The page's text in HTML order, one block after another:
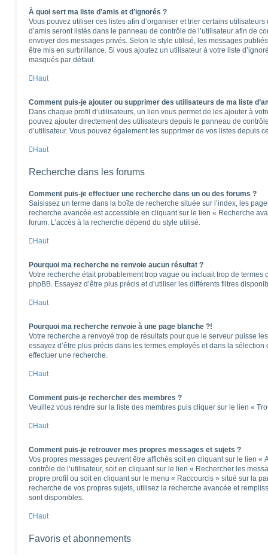
À quoi sert ma liste d’amis et d’ignorés ?
Vous pouvez utiliser ces listes afin d’organiser et trier certains
d’amis seront listés dans le panneau de contrôle de l’utilisateur afin de
envoyer des messages privés. Selon le style utilisé, les messages
être mis en surbrillance. Si vous ajoutez un utilisateur à votre liste
masqués par défaut.
Haut
Comment puis-je ajouter ou supprimer des utilisateurs de ma liste
Dans chaque profil d’utilisateurs, un lien vous permet de les ajouter à
pouvez ajouter directement des utilisateurs depuis le panneau de
d’utilisateur. Vous pouvez également les supprimer de vos listes depuis
Haut
Recherche dans les forums
Comment puis-je effectuer une recherche dans un ou des forums ?
Saisissez un terme dans la boîte de recherche située sur l’index, les
recherche avancée est accessible en cliquant sur le lien « Recherche
forum. L’accès à la recherche dépend du style utilisé.
Haut
Pourquoi ma recherche ne renvoie aucun résultat ?
Votre recherche était probablement trop vague ou incluait trop de termes
phpBB. Essayez d’être plus précis et d’utiliser les différents filtres
Haut
Pourquoi ma recherche renvoie à une page blanche ?!
Votre recherche a renvoyé trop de résultats pour que le serveur puisse
essayez d’être plus précis dans les termes employés et dans la
effectuer une recherche.
Haut
Comment puis-je rechercher des membres ?
Veuillez vous rendre sur la liste des membres puis cliquer sur le lien «
Haut
Comment puis-je retrouver mes propres messages et sujets ?
Vos propres messages peuvent être affichés soit en cliquant sur le lien «
contrôle de l’utilisateur, soit en cliquant sur le lien « Rechercher les
propre profil ou soit en cliquant sur le menu « Raccourcis » situé sur la
recherche de vos propres sujets, utilisez la recherche avancée et
sont disponibles.
Haut
Favoris et abonnements